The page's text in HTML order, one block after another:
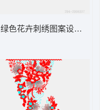
绿色花卉刺绣图案设计图